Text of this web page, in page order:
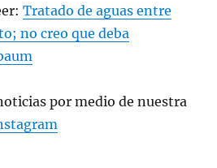
Tratado de aguas entre
no creo que deba
por medio de nuestra